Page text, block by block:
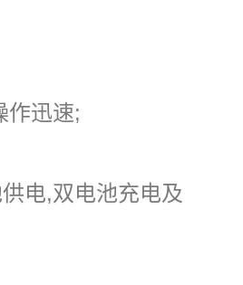
作迅速;
电,双电池充电及